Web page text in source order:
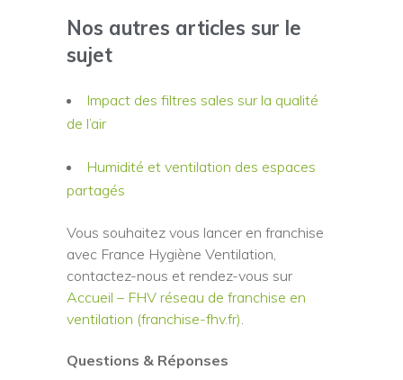
Nos autres articles sur le
sujet
Impact des filtres sales sur la qualité
de l’air
Humidité et ventilation des espaces
partagés
Vous souhaitez vous lancer en franchise
avec France Hygiène Ventilation,
contactez-nous et rendez-vous sur
Accueil – FHV réseau de franchise en
ventilation (franchise-fhv.fr)
Questions & Réponses